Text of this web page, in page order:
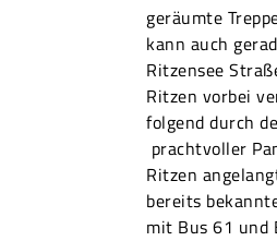
geräumte
kann auch
Ritzensee
Ritzen vorbei
folgend durch
prachtvoller
Ritzen
bereits
mit Bus 61